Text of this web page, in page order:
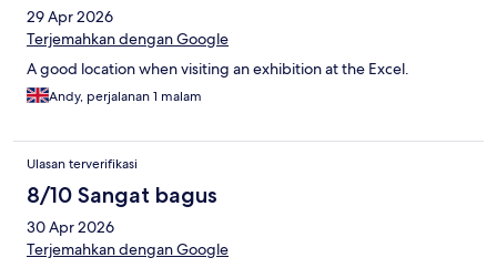
29 Apr 2026
Terjemahkan dengan Google
A good location when visiting an exhibition at the Excel.
Andy, perjalanan 1 malam
Ulasan terverifikasi
8/10 Sangat bagus
30 Apr 2026
Terjemahkan dengan Google